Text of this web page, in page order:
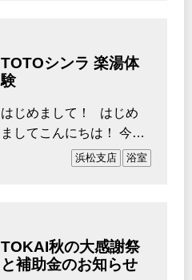
TOTOシンラ 楽湯体
験
はじめまして！ はじめ
ましてこんにちは！ 今年
度からリフォーム課にな
浜松支店 浴室
TOKAI秋の大感謝祭
と補助金のお知らせ